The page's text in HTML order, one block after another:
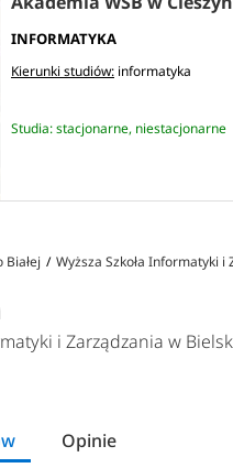
INFORMATYKA
Kierunki studiów: informatyka
Studia: stacjonarne, niestacjonarne
Wyższa Szkoła Informatyki i
i Zarządzania w
Opinie